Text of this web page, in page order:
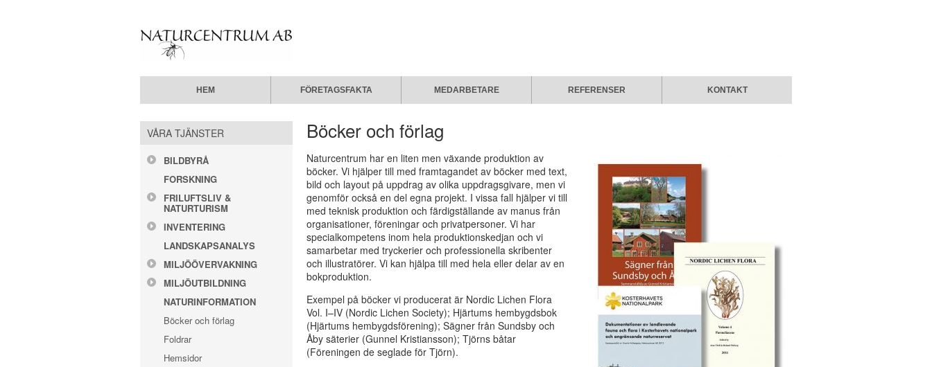
HEM FÖRETAGSFAKTA MEDARBETARE REFERENSER KONTAKT
Böcker och förlag
Naturcentrum har en liten men växande produktion av
böcker. Vi hjälper till med framtagandet av böcker med text,
bild och layout på uppdrag av olika uppdragsgivare, men vi
genomför också en del egna projekt. I vissa fall hjälper vi till
med teknisk produktion och färdigställande av manus från
organisationer, föreningar och privatpersoner. Vi har
specialkompetens inom hela produktionskedjan och vi
samarbetar med tryckerier och professionella skribenter
och illustratörer. Vi kan hjälpa till med hela eller delar av en
bokproduktion.
Exempel på böcker vi producerat är Nordic Lichen Flora
Vol. I–IV (Nordic Lichen Society); Hjärtums hembygdsbok
(Hjärtums hembygdsförening); Sägner från Sundsby och
Åby säterier (Gunnel Kristiansson); Tjörns båtar
(Föreningen de seglade för Tjörn).
VÅRA TJÄNSTER
BILDBYRÅ
FORSKNING
FRILUFTSLIV &
NATURTURISM
INVENTERING
LANDSKAPSANALYS
MILJÖÖVERVAKNING
MILJÖUTBILDNING
NATURINFORMATION
Böcker och förlag
Foldrar
Hemsidor